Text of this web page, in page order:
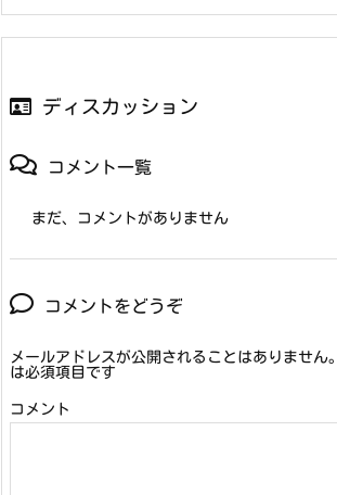
ディスカッション
コメント一覧
まだ、コメントがありません
コメントをどうぞ
メールアドレスが公開されることはありません。
は必須項目です
コメント